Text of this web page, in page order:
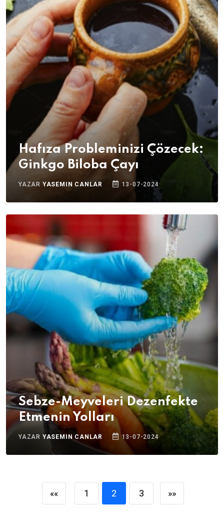
Hafıza Probleminizi Çözecek:
Ginkgo Biloba Çayı
YAZAR YASEMIN CANLAR 13-07-2024
Sebze-Meyveleri Dezenfekte
Etmenin Yolları
YAZAR YASEMIN CANLAR 13-07-2024
«« 1 2 3 »»